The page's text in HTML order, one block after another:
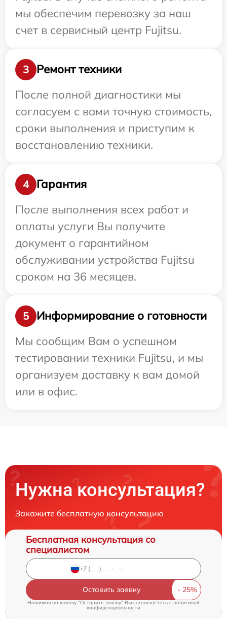
мы обеспечим перевозку за наш
счет в сервисный центр Fujitsu.
3
Ремонт техники
После полной диагностики мы
согласуем с вами точную стоимость,
сроки выполнения и приступим к
восстановлению техники.
4
Гарантия
После выполнения всех работ и
оплаты услуги Вы получите
документ о гарантийном
обслуживании устройства Fujitsu
сроком на 36 месяцев.
5
Информирование о готовности
Мы сообщим Вам о успешном
тестировании техники Fujitsu, и мы
организуем доставку к вам домой
или в офис.
Нужна консультация?
Закажите бесплатную консультацию
Бесплатная консультация со
специалистом
Оставить заявку
Нажимая на кнопку "Оставить заявку" Вы соглашаетесь cполитикой
конфиденциальности